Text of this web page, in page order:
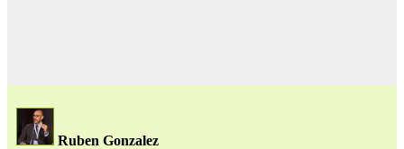
Ruben Gonzalez